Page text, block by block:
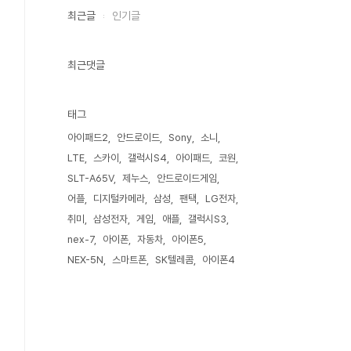
최근글 인기글
최근댓글
태그
아이패드2 안드로이드 Sony
소니
LTE
스카이 갤럭시S4 아이패드
코원
SLT-A65V
제누스
안드로이드게임
어플
디지털카메라 삼성 팬택
LG전자
취미
삼성전자 게임 애플
갤럭시S3
nex-7
아이폰 자동차
아이폰5
NEX-5N
스마트폰 SK텔레콤 아이폰4